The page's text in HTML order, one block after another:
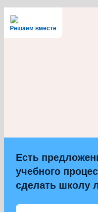
Решаем вместе
Есть
учебного
сделать школу